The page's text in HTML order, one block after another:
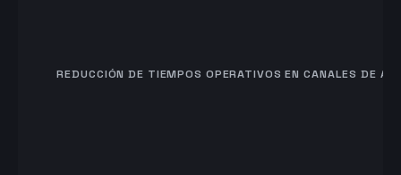
REDUCCIÓN DE TIEMPOS OPERATIVOS EN CANALES DE